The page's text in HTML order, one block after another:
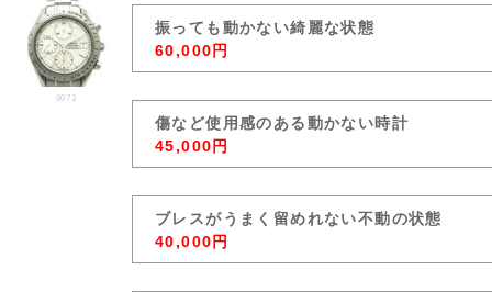
8073
振っても動かない綺麗な状態
60,000円
傷など使用感のある動かない時計
45,000円
ブレスがうまく留めれない不動の状態
40,000円